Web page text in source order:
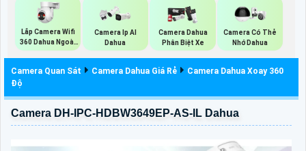
Lắp Camera Wifi
360 Dahua Ngoài
Trời
Camera Ip AI
Dahua
Camera Dahua
Phân Biệt Xe
Camera Có Thẻ
Nhớ Dahua
Camera Quan Sát Camera Dahua Giá Rẻ
Camera Dahua Xoay 360
Độ
Camera DH-IPC-HDBW3649EP-AS-IL Dahua